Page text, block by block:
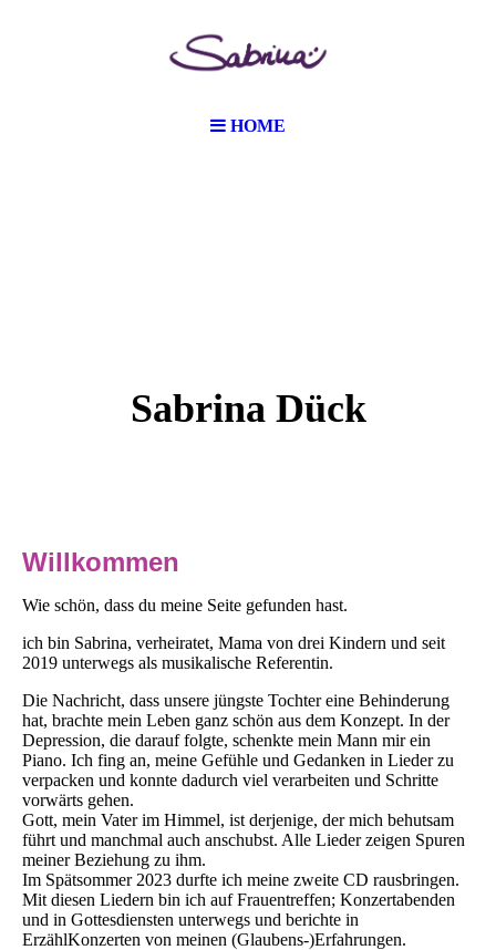
HOME
Sabrina Dück
Willkommen
Wie schön, dass du meine Seite gefunden hast.
ich bin Sabrina, verheiratet, Mama von drei Kindern und seit
2019 unterwegs als musikalische Referentin.
Die Nachricht, dass unsere jüngste Tochter eine Behinderung
hat, brachte mein Leben ganz schön aus dem Konzept. In der
Depression, die darauf folgte, schenkte mein Mann mir ein
Piano. Ich fing an, meine Gefühle und Gedanken in Lieder zu
verpacken und konnte dadurch viel verarbeiten und Schritte
vorwärts gehen.
Gott, mein Vater im Himmel, ist derjenige, der mich behutsam
führt und manchmal auch anschubst. Alle Lieder zeigen Spuren
meiner Beziehung zu ihm.
Im Spätsommer 2023 durfte ich meine zweite CD rausbringen.
Mit diesen Liedern bin ich auf Frauentreffen; Konzertabenden
und in Gottesdiensten unterwegs und berichte in
ErzählKonzerten von meinen (Glaubens-)Erfahrungen.